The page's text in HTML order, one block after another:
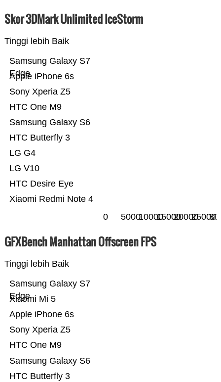
Skor 3DMark Unlimited IceStorm
Tinggi lebih Baik
Xiaomi Redmi Note 4
HTC Desire Eye
LG V10
LG G4
HTC Butterfly 3
Samsung Galaxy S6
HTC One M9
Sony Xperia Z5
Apple iPhone 6s
Samsung Galaxy S7
Edge
0 500010000150002000025000
GFXBench Manhattan Offscreen FPS
Tinggi lebih Baik
HTC Butterfly 3
Samsung Galaxy S6
HTC One M9
Sony Xperia Z5
Apple iPhone 6s
Xiaomi Mi 5
Samsung Galaxy S7
Edge